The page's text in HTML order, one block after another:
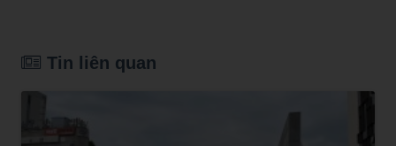
Tin liên quan